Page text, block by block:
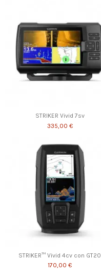
STRIKER Vivid 7sv
335,00 €
STRIKER™ Vivid 4cv con GT20
170,00 €